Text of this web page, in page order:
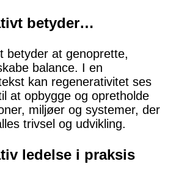
betyder…
betyder at genoprette,
balance. I en
kan regenerativitet ses
at opbygge og opretholde
miljøer og systemer, der
trivsel og udvikling.
ledelse i praksis